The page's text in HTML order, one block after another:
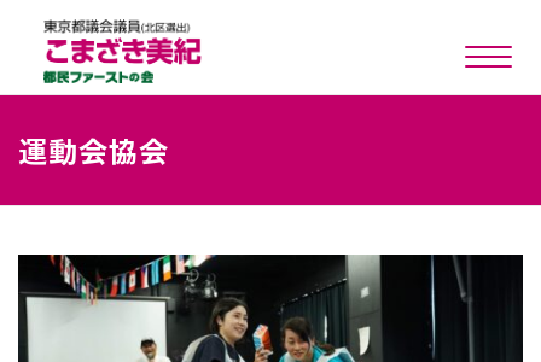
toggle
運動会協会